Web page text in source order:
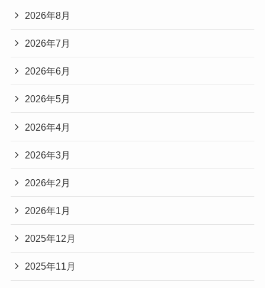
2026年8月
2026年7月
2026年6月
2026年5月
2026年4月
2026年3月
2026年2月
2026年1月
2025年12月
2025年11月